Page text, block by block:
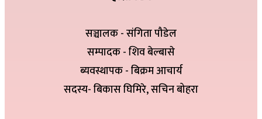
सञ्चालक - संगिता पौडेल
सम्पादक - शिव बेल्बासे
ब्यवस्थापक - बिक्रम आचार्य
सदस्य- बिकास घिमिरे, सचिन बोहरा